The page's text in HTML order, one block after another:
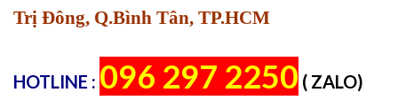
Trị Đông, Q.Bình Tân, TP.HCM
HOTLINE : 096 297 2250 ( ZALO)